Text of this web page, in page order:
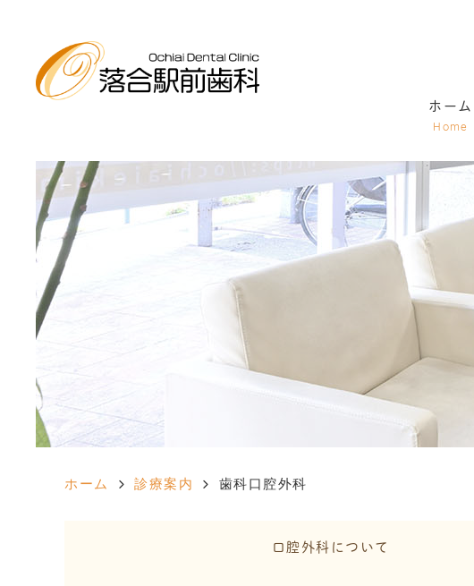
ホーム
Home
ホーム 診療案内 歯科口腔外科
口腔外科について